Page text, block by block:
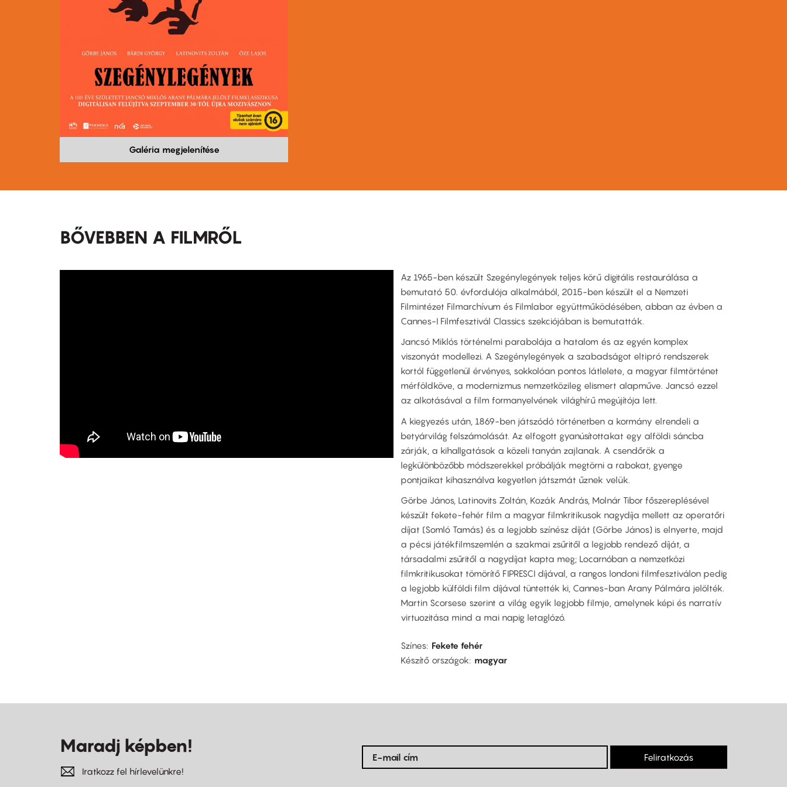
Galéria megjelenítése
BŐVEBBEN A FILMRŐL
Az 1965-ben készült Szegénylegények teljes körű digitális restaurálása a
bemutató 50. évfordulója alkalmából, 2015-ben készült el a Nemzeti
Filmintézet Filmarchívum és Filmlabor együttműködésében, abban az évben a
Cannes-I Filmfesztivál Classics szekciójában is bemutatták.
Jancsó Miklós történelmi parabolája a hatalom és az egyén komplex
viszonyát modellezi. A Szegénylegények a szabadságot eltipró rendszerek
kortól függetlenül érvényes, sokkolóan pontos látlelete, a magyar filmtörténet
mérföldköve, a modernizmus nemzetközileg elismert alapműve. Jancsó ezzel
az alkotásával a film formanyelvének világhírű megújítója lett.
A kiegyezés után, 1869-ben játszódó történetben a kormány elrendeli a
betyárvilág felszámolását. Az elfogott gyanúsítottakat egy alföldi sáncba
zárják, a kihallgatások a közeli tanyán zajlanak. A csendőrök a
legkülönbözőbb módszerekkel próbálják megtörni a rabokat, gyenge
pontjaikat kihasználva kegyetlen játszmát űznek velük.
Görbe János, Latinovits Zoltán, Kozák András, Molnár Tibor főszereplésével
készült fekete-fehér film a magyar filmkritikusok nagydíja mellett az operatőri
díjat (Somló Tamás) és a legjobb színész díját (Görbe János) is elnyerte, majd
a pécsi játékfilmszemlén a szakmai zsűritől a legjobb rendező díját, a
társadalmi zsűritől a nagydíjat kapta meg; Locarnóban a nemzetközi
filmkritikusokat tömörítő FIPRESCI díjával, a rangos londoni filmfesztiválon pedig
a legjobb külföldi film díjával tüntették ki, Cannes-ban Arany Pálmára jelölték.
Martin Scorsese szerint a világ egyik legjobb filmje, amelynek képi és narratív
virtuozitása mind a mai napig letaglózó.
Színes Fekete fehér
Készítő országok
magyar
Maradj képben!
Iratkozz fel hírlevelünkre!
Feliratkozás